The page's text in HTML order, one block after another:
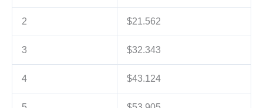
2 $21.562
3 $32.343
4 $43.124